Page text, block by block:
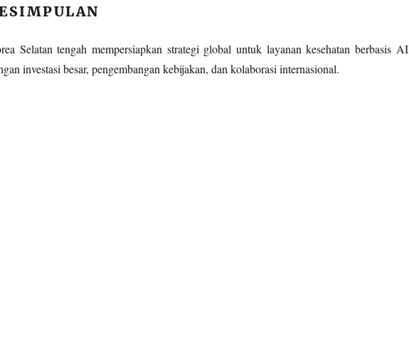
Selatan tengah mempersiapkan strategi global untuk layanan kesehatan berbasis AI
investasi besar, pengembangan kebijakan, dan kolaborasi internasional.